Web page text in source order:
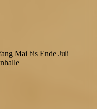
Mai bis Ende Juli